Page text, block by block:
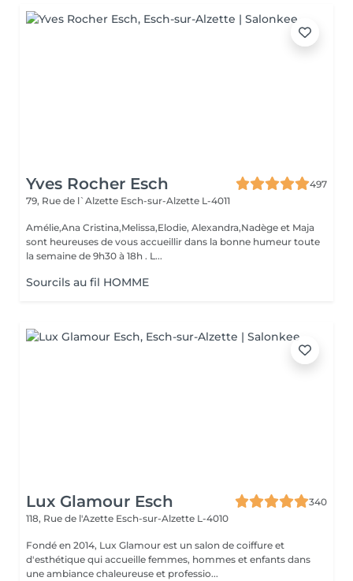
Yves Rocher Esch
497
79, Rue de l`Alzette Esch-sur-Alzette L-4011
Amélie,Ana Cristina,Melissa,Elodie, Alexandra,Nadège et Maja
sont heureuses de vous accueillir dans la bonne humeur toute
la semaine de 9h30 à 18h . L...
Sourcils au fil HOMME
Lux Glamour Esch
340
118, Rue de l'Azette Esch-sur-Alzette L-4010
Fondé en 2014, Lux Glamour est un salon de coiffure et
d'esthétique qui accueille femmes, hommes et enfants dans
une ambiance chaleureuse et professio...